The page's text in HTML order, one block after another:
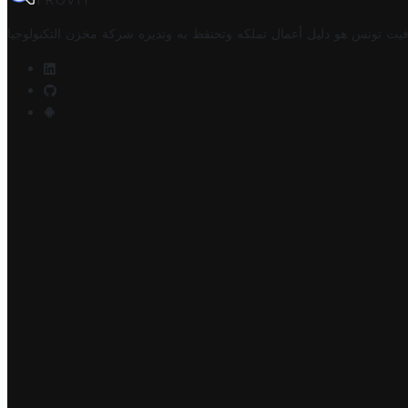
تونس هو دليل أعمال تملكه وتحتفظ به وتديره شركة مخزن التكنولوجيا